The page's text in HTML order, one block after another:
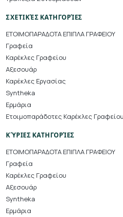
ΣΧΕΤΙΚΈΣ ΚΑΤΗΓΟΡΊΕΣ
ΕΤΟΙΜΟΠΑΡΑΔΟΤΑ ΕΠΙΠΛΑ ΓΡΑΦΕΙΟΥ
Γραφεία
Καρέκλες Γραφείου
Αξεσουάρ
Καρέκλες Εργασίας
Syntheka
Ερμάρια
Ετοιμοπαράδοτες Καρέκλες Γραφείου
ΚΎΡΙΕΣ ΚΑΤΗΓΟΡΊΕΣ
ΕΤΟΙΜΟΠΑΡΑΔΟΤΑ ΕΠΙΠΛΑ ΓΡΑΦΕΙΟΥ
Γραφεία
Καρέκλες Γραφείου
Αξεσουάρ
Syntheka
Ερμάρια